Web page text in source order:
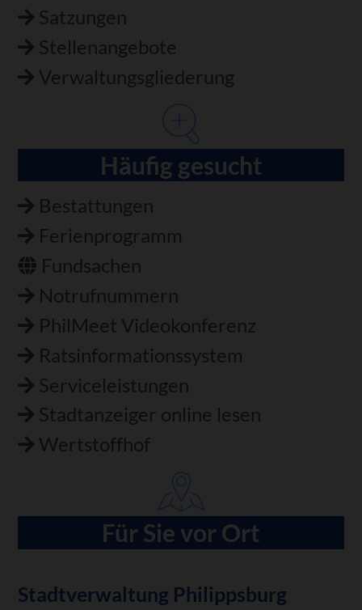
Satzungen
Stellenangebote
Verwaltungsgliederung
Häufig gesucht
Bestattungen
Ferienprogramm
Fundsachen
Notrufnummern
PhilMeet Videokonferenz
Ratsinformationssystem
Serviceleistungen
Stadtanzeiger online lesen
Wertstoffhof
Für Sie vor Ort
Stadtverwaltung Philippsburg